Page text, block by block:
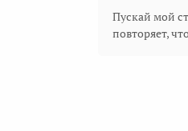
Пускай мой
повторяет, что